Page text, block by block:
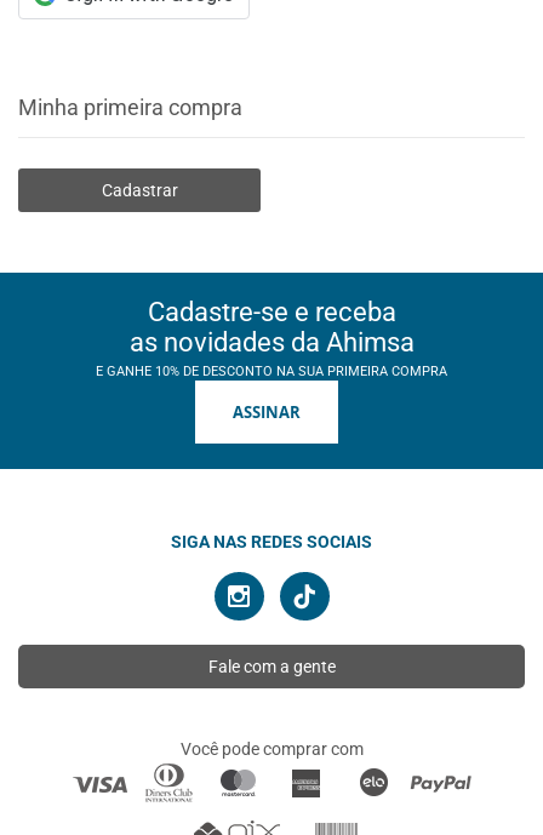
Minha primeira compra
Cadastrar
Cadastre-se e receba
as novidades da Ahimsa
E GANHE 10% DE DESCONTO NA SUA PRIMEIRA COMPRA
ASSINAR
SIGA NAS REDES SOCIAIS
Fale com a gente
Você pode comprar com